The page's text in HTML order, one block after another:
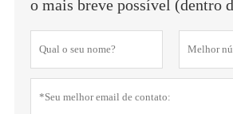
o mais breve possível (dentro